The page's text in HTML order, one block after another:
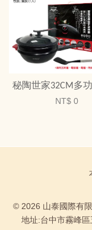
秘陶世家32CM多
NT$ 0
© 2026 山泰國際有
地址:台中市霧峰